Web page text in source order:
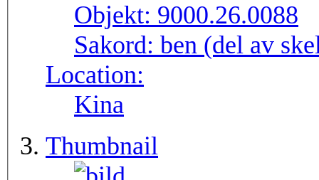
Objekt: 9000.26.0088
Sakord: ben (del av
Location:
Kina
Thumbnail